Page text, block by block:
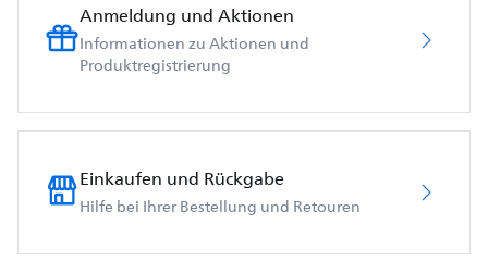
Anmeldung und Aktionen
Informationen zu Aktionen und
Produktregistrierung
Einkaufen und Rückgabe
Hilfe bei Ihrer Bestellung und Retouren